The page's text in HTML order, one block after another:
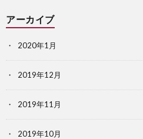
アーカイブ
2020年1月
2019年12月
2019年11月
2019年10月